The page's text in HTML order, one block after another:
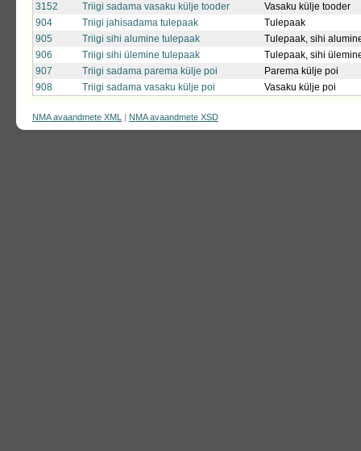
3152
Triigi sadama vasaku külje tooder
Vasaku külje tooder
904
Triigi jahisadama tulepaak
Tulepaak
905
Triigi sihi alumine tulepaak
Tulepaak, sihi
906
Triigi sihi ülemine tulepaak
Tulepaak, sihi
907
Triigi sadama parema külje poi
Parema külje poi
908
Triigi sadama vasaku külje poi Vasaku külje poi
NMA avaandmete XML | NMA avaandmete XSD